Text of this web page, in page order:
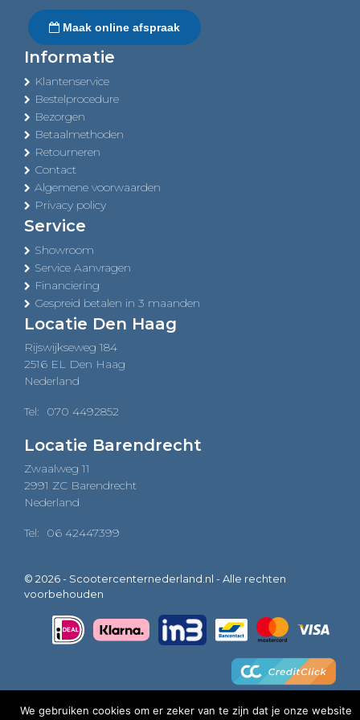
Maak online afspraak
Informatie
Klantenservice
Bestelprocedure
Bezorgen
Betaalmethoden
Retourneren
Contact
Algemene voorwaarden
Privacy policy
Service
Showroom
Service Aanvragen
Financiering
Gespreid betalen in 3 maanden
Locatie Den Haag
Rijswijkseweg 184
2516 EL Den Haag
Nederland
Tel: 070 4492852
Locatie Barendrecht
Zwaalweg 11
2991 ZC Barendrecht
Nederland
Tel: 06 42447399
© 2026 - Scootercenternederland.nl - Alle rechten
voorbehouden
We gebruiken cookies om er zeker van te zijn dat je onze website